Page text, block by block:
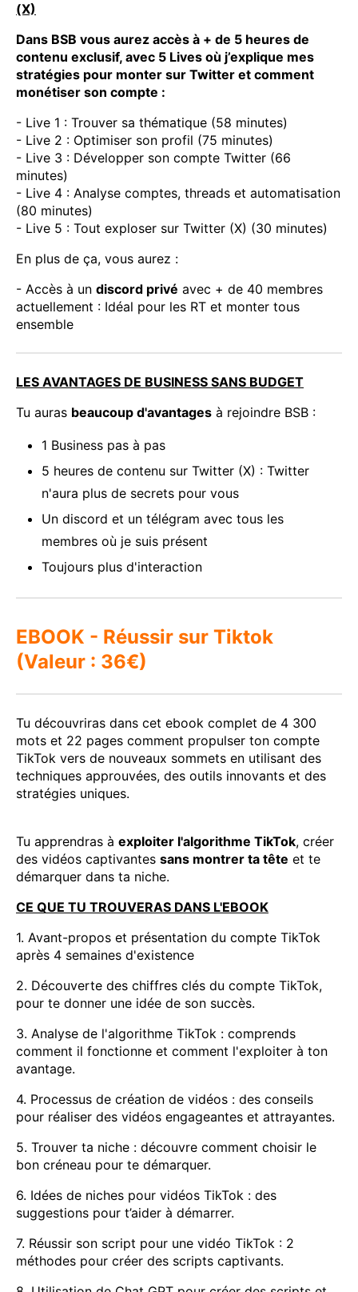
(X)
Dans BSB vous aurez accès à + de 5 heures de
contenu exclusif, avec 5 Lives où j’explique mes
stratégies pour monter sur Twitter et comment
monétiser son compte :
- Live 1 : Trouver sa thématique (58 minutes)
- Live 2 : Optimiser son profil (75 minutes)
- Live 3 : Développer son compte Twitter (66
minutes)
- Live 4 : Analyse comptes, threads et automatisation
(80 minutes)
- Live 5 : Tout exploser sur Twitter (X) (30 minutes)
En plus de ça, vous aurez :
- Accès à un discord privé avec + de 40 membres
actuellement : Idéal pour les RT et monter tous
ensemble
LES AVANTAGES DE BUSINESS SANS BUDGET
Tu auras beaucoup d'avantages à rejoindre BSB :
1 Business pas à pas
5 heures de contenu sur Twitter (X) : Twitter
n'aura plus de secrets pour vous
Un discord et un télégram avec tous les
membres où je suis présent
Toujours plus d'interaction
EBOOK - Réussir sur Tiktok
(Valeur : 36€)
Tu découvriras dans cet ebook complet de 4 300
mots et 22 pages comment propulser ton compte
TikTok vers de nouveaux sommets en utilisant des
techniques approuvées, des outils innovants et des
stratégies uniques.
Tu apprendras à exploiter l'algorithme TikTok, créer
des vidéos captivantes sans montrer ta tête et te
démarquer dans ta niche.
CE QUE TU TROUVERAS DANS L'EBOOK
1. Avant-propos et présentation du compte TikTok
après 4 semaines d'existence
2. Découverte des chiffres clés du compte TikTok,
pour te donner une idée de son succès.
3. Analyse de l'algorithme TikTok : comprends
comment il fonctionne et comment l'exploiter à ton
avantage.
4. Processus de création de vidéos : des conseils
pour réaliser des vidéos engageantes et attrayantes.
5. Trouver ta niche : découvre comment choisir le
bon créneau pour te démarquer.
6. Idées de niches pour vidéos TikTok : des
suggestions pour t’aider à démarrer.
7. Réussir son script pour une vidéo TikTok : 2
méthodes pour créer des scripts captivants.